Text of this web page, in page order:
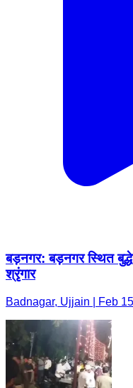
बड़नगर: बड़नगर स्थित
श्रृंगार
Badnagar, Ujjain | Feb